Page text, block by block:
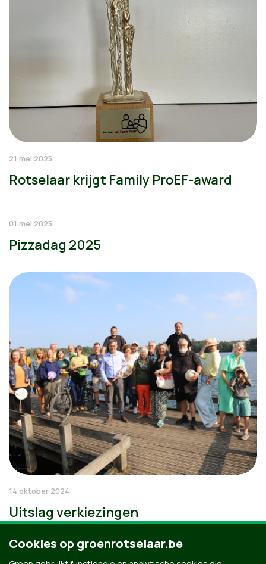
21 mei 2025
Rotselaar krijgt Family ProEF-award
01 mei 2025
Pizzadag 2025
14 oktober 2024
Uitslag verkiezingen
Cookies op groenrotselaar.be